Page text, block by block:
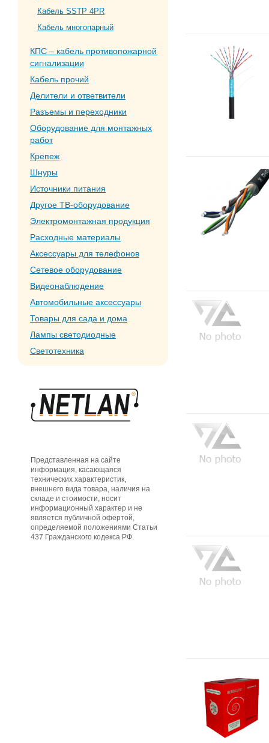
Кабель SSTP 4PR
Кабель многопарный
КПС – кабель противопожарной
сигнализации
Кабель прочий
Делители и ответвители
Разъемы и переходники
Оборудование для монтажных
работ
Крепеж
Шнуры
Источники питания
Другое ТВ-оборудование
Электромонтажная продукция
Расходные материалы
Аксессуары для телефонов
Сетевое оборудование
Видеонаблюдение
Автомобильные аксессуары
Товары для сада и дома
Лампы светодиодные
Светотехника
Представленная на сайте
информация, касающаяся
технических характеристик,
внешнего вида товара, наличия на
складе и стоимости, носит
информационный характер и не
является публичной офертой,
определяемой положениями Статьи
437 Гражданского кодекса РФ.